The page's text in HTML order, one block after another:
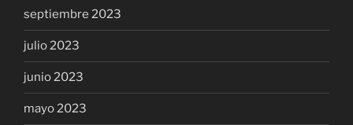
septiembre 2023
julio 2023
junio 2023
mayo 2023